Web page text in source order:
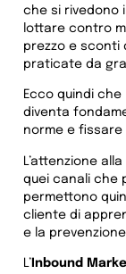
che si rivedono
lottare contro
prezzo e sconti
praticate da
Ecco quindi
diventa
norme e
L’attenzione
quei canali che
permettono
cliente di
e la
L’ Inbound